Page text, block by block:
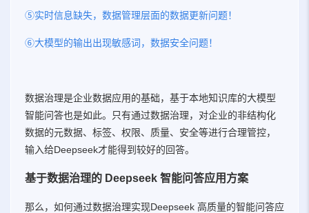
⑤实时信息缺失，数据管理层面的数据更新问题！
⑥大模型的输出出现敏感词，数据安全问题！
数据治理是企业数据应用的基础，基于本地知识库的大模型
智能问答也是如此。只有通过数据治理，对企业的非结构化
数据的元数据、标签、权限、质量、安全等进行合理管控，
输入给Deepseek才能得到较好的回答。
基于数据治理的 Deepseek 智能问答应用方案
那么，如何通过数据治理实现Deepseek 高质量的智能问答应